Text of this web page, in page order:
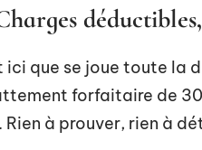
ici que se joue toute la
forfaitaire de 30
Rien à prouver, rien à